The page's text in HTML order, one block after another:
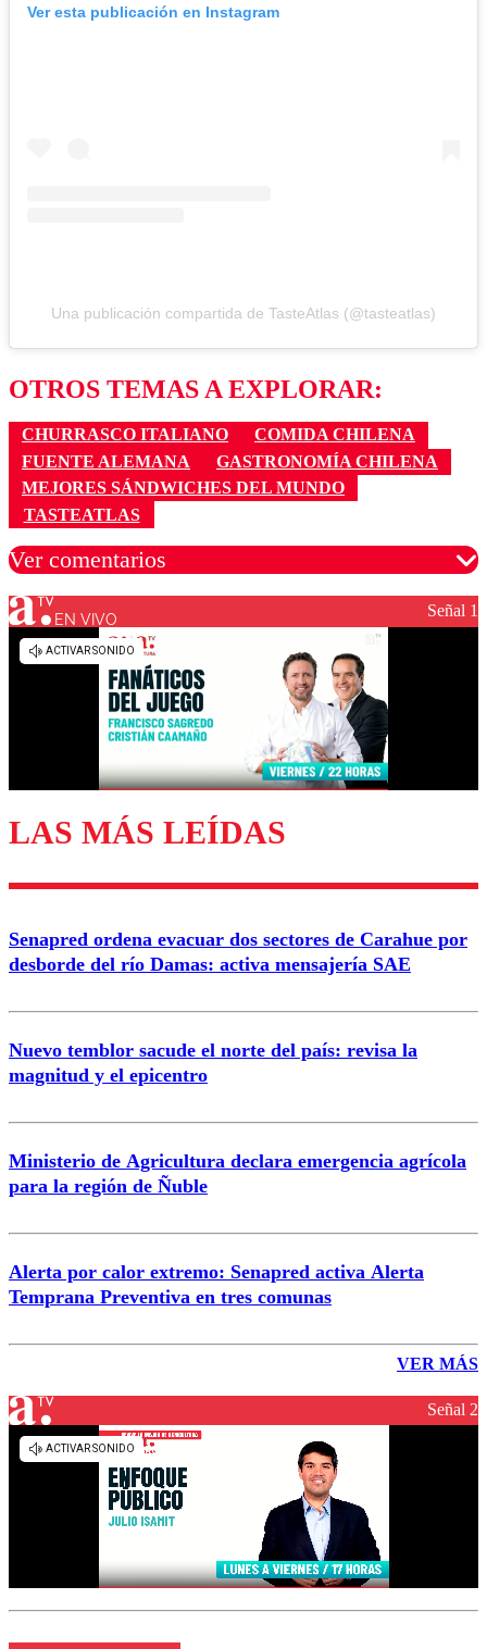
Ver esta publicación en Instagram
Una publicación compartida de TasteAtlas (@tasteatlas)
OTROS TEMAS A EXPLORAR:
CHURRASCO ITALIANO
COMIDA CHILENA
FUENTE ALEMANA
GASTRONOMÍA CHILENA
MEJORES SÁNDWICHES DEL MUNDO
TASTEATLAS
Ver comentarios
Los comentarios son moderados para garantizar un
diálogo respetuoso.
Enviar comentario
EN VIVO Señal 1
LAS MÁS LEÍDAS
Senapred ordena evacuar dos sectores de Carahue por
desborde del río Damas: activa mensajería SAE
Nuevo temblor sacude el norte del país: revisa la
magnitud y el epicentro
Ministerio de Agricultura declara emergencia agrícola
para la región de Ñuble
Alerta por calor extremo: Senapred activa Alerta
Temprana Preventiva en tres comunas
VER MÁS
Señal 2